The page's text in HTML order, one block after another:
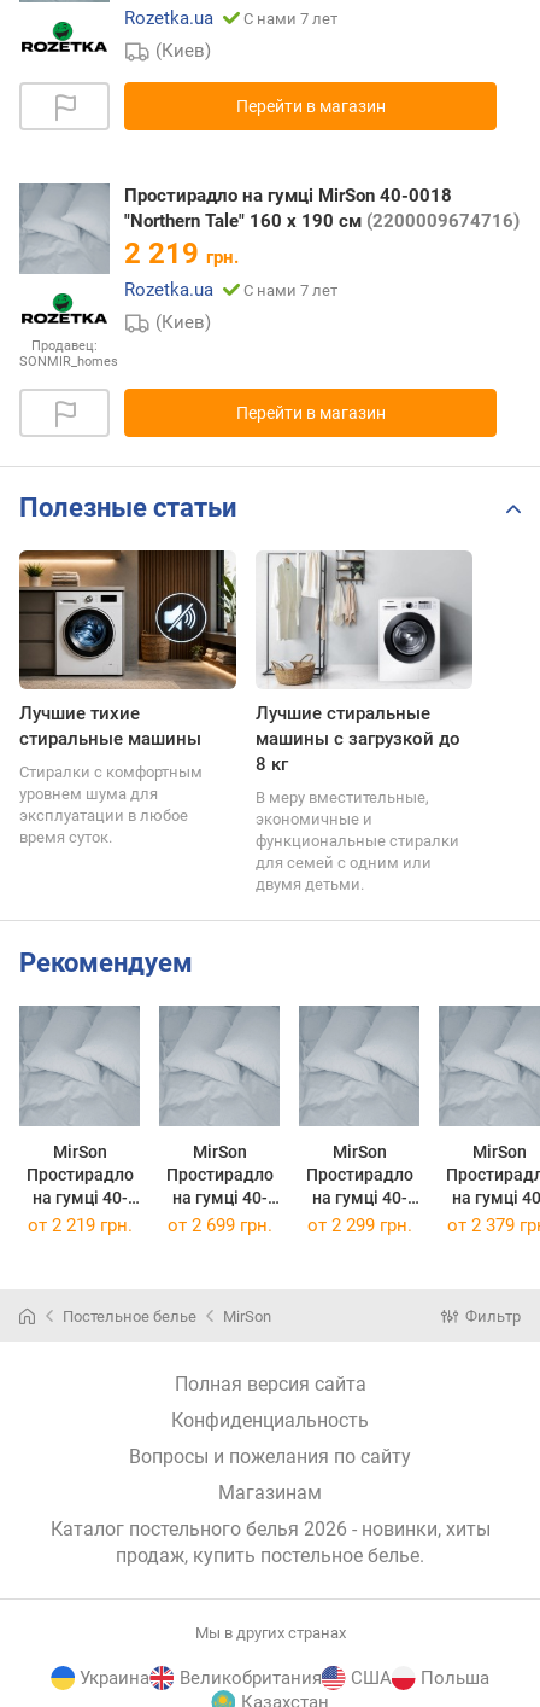
Rozetka.ua
С нами 7 лет
(Киев)
Перейти в магазин
Продавец:
SONMIR_homes
Простирадло на гумці MirSon 40-0018
"Northern Tale" 160 х 190 см (2200009674716)
2 219 грн.
Rozetka.ua
С нами 7 лет
(Киев)
Перейти в магазин
Полезные статьи
Лучшие тихие
стиральные машины
Стиралки с комфортным
уровнем шума для
эксплуатации в любое
время суток.
Лучшие стиральные
машины с загрузкой до
8 кг
В меру вместительные,
экономичные и
функциональные стиралки
для семей с одним или
двумя детьми.
Рекомендуем
MirSon
Простирадло
на гумці 40-
0018 "Northern
MirSon
Простирадло
на гумці 40-
0018 "Northern
MirSon
Простирадло
на гумці 40-
0018 "Northern
MirSon
на гумці 40-
0018
от 2 219 грн. от 2 699 грн. от 2 299 грн. от 2 379
Постельное белье MirSon Фильтр
Полная версия сайта
Конфиденциальность
Вопросы и пожелания по сайту
Магазинам
Каталог постельного белья 2026 - новинки, хиты
продаж, купить постельное белье.
Мы в других странах
Украина Великобритания США
Польша
Казахстан